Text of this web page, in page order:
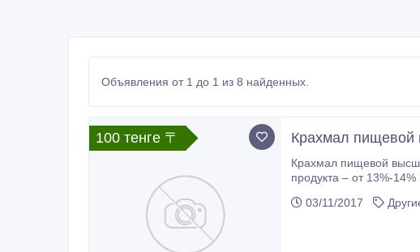
Объявления от 1 до 1 из 8 найденных.
100 тенге 〒 Крахмал пищевой
Крахмал пищевой
продукта – от 13%-14% Патока крахмальная
03/11/2017